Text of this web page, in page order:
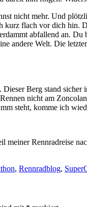
nicht mehr. Und
flach vor dich
abfallend an.
andere Welt. Die
Berg stand sicher
nicht am
steht, komme ich
Rennradreise
, Rennradblog,